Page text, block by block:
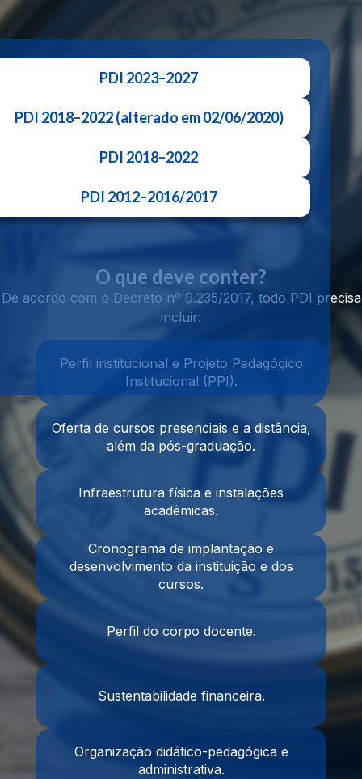
PDI 2023–2027
PDI 2018–2022 (alterado em 02/06/2020)
PDI 2018–2022
PDI 2012–2016/2017
O que deve conter?
De acordo com o Decreto nº 9.235/2017, todo PDI precisa
incluir:
Perfil institucional e Projeto Pedagógico
Institucional (PPI).
Oferta de cursos presenciais e a distância,
além da pós-graduação.
Infraestrutura física e instalações
acadêmicas.
Cronograma de implantação e
desenvolvimento da instituição e dos
cursos.
Perfil do corpo docente.
Sustentabilidade financeira.
Organização didático-pedagógica e
administrativa.